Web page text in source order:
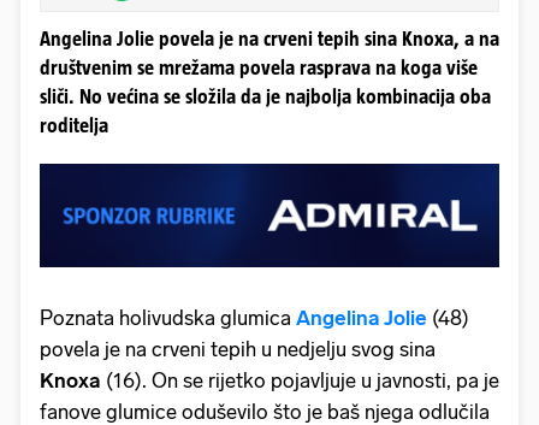
Angelina Jolie povela je na crveni tepih sina Knoxa, a na
društvenim se mrežama povela rasprava na koga više
sliči. No većina se složila da je najbolja kombinacija oba
roditelja
Poznata holivudska glumica Angelina Jolie (48)
povela je na crveni tepih u nedjelju svog sina
Knoxa (16). On se rijetko pojavljuje u javnosti, pa je
fanove glumice oduševilo što je baš njega odlučila